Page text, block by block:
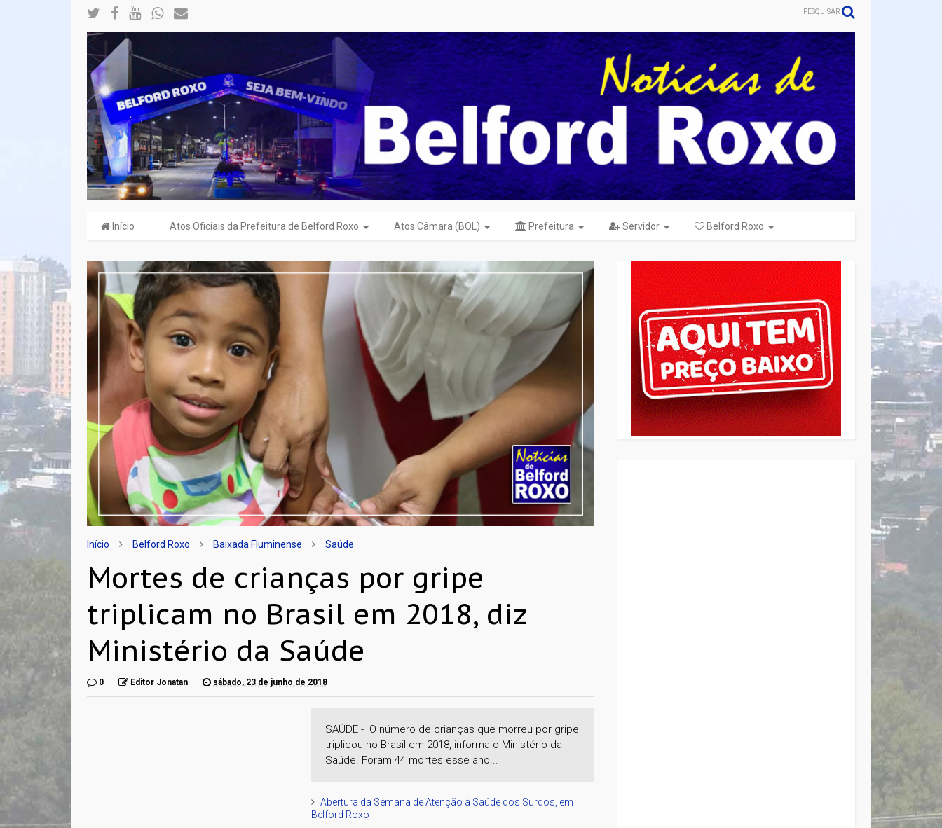
PESQUISAR
Início Atos Oficiais da Prefeitura de Belford Roxo Atos Câmara (BOL) Prefeitura Servidor Belford Roxo
Início Belford Roxo Baixada Fluminense Saúde
Mortes de crianças por gripe
triplicam no Brasil em 2018, diz
Ministério da Saúde
0 Editor Jonatan sábado, 23 de junho de 2018
SAÚDE - O número de crianças que morreu por gripe
triplicou no Brasil em 2018, informa o Ministério da
Saúde. Foram 44 mortes esse ano...
Abertura da Semana de Atenção à Saúde dos Surdos, em
Belford Roxo